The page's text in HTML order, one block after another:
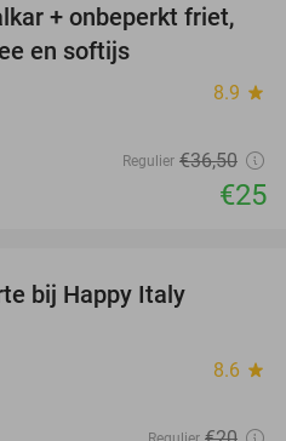
32%
+ onbeperkt friet,
en softijs
8.9 star
Regulier €36,50
€25
bij Happy Italy
8.6 star